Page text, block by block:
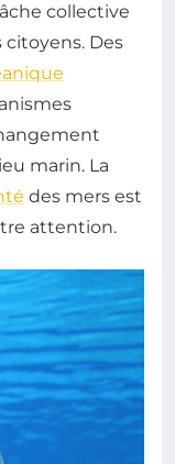
collective
Des
marin. La
des mers est
attention.